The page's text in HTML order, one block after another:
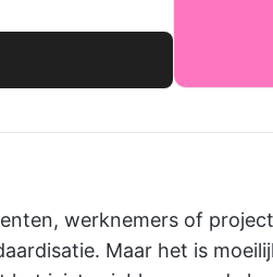
werknemers of
Maar het is